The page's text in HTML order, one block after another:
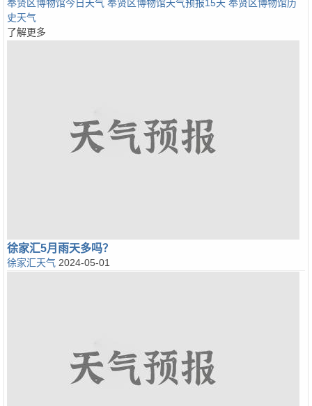
奉贤区博物馆今日天气 奉贤区博物馆天气预报15天 奉贤区博物馆历
史天气
了解更多
徐家汇5月雨天多吗？
徐家汇天气 2024-05-01